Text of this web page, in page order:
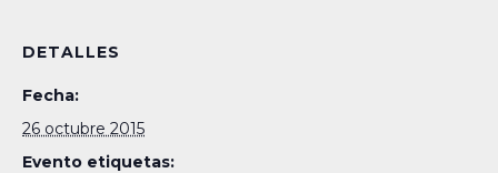
DETALLES
Fecha:
26 octubre 2015
Evento etiquetas: